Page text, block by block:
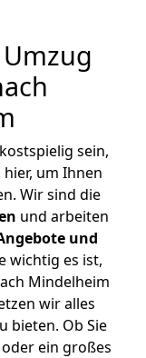
sein,
um Ihnen
Wir sind die
und arbeiten
und
wichtig es ist,
Mindelheim
wir alles
bieten. Ob Sie
ein großes